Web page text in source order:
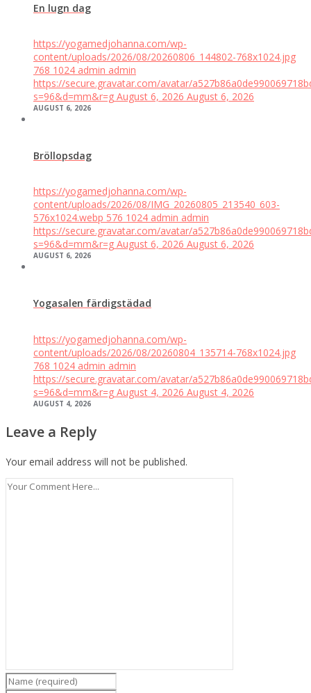
En lugn dag
https://yogamedjohanna.com/wp-
content/uploads/2026/08/20260806_144802-768x1024.jpg
768 1024 admin admin
https://secure.gravatar.com/avatar/
s=96&d=mm&r=g August 6, 2026 August 6, 2026
AUGUST 6, 2026
Bröllopsdag
https://yogamedjohanna.com/wp-
content/uploads/2026/08/IMG_20260805_213540_603-
576x1024.webp 576 1024 admin admin
https://secure.gravatar.com/avatar/
s=96&d=mm&r=g August 6, 2026 August 6, 2026
AUGUST 6, 2026
Yogasalen färdigstädad
https://yogamedjohanna.com/wp-
content/uploads/2026/08/20260804_135714-768x1024.jpg
768 1024 admin admin
https://secure.gravatar.com/avatar/
s=96&d=mm&r=g August 4, 2026 August 4, 2026
AUGUST 4, 2026
Leave a Reply
Your email address will not be published.